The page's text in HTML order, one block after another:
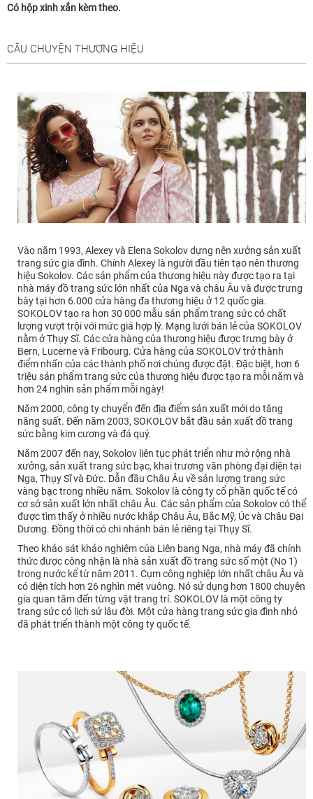
Có hộp xinh xắn kèm theo.
CÂU CHUYỆN THƯƠNG HIỆU
Vào năm 1993, Alexey và Elena Sokolov dựng nên xưởng sản xuất
trang sức gia đình. Chính Alexey là người đầu tiên tạo nên thương
hiệu Sokolov. Các sản phẩm của thương hiệu này được tạo ra tại
nhà máy đồ trang sức lớn nhất của Nga và châu Âu và được trưng
bày tại hơn 6.000 cửa hàng đa thương hiệu ở 12 quốc gia.
SOKOLOV tạo ra hơn 30 000 mẫu sản phẩm trang sức có chất
lượng vượt trội với mức giá hợp lý. Mạng lưới bán lẻ của SOKOLOV
nằm ở Thụy Sĩ. Các cửa hàng của thương hiệu được trưng bày ở
Bern, Lucerne và Fribourg. Cửa hàng của SOKOLOV trở thành
điểm nhấn của các thành phố nơi chúng được đặt. Đặc biệt, hơn 6
triệu sản phẩm trang sức của thương hiệu được tạo ra mỗi năm và
hơn 24 nghìn sản phẩm mỗi ngày!
Năm 2000, công ty chuyển đến địa điểm sản xuất mới do tăng
năng suất. Đến năm 2003, SOKOLOV bắt đầu sản xuất đồ trang
sức bằng kim cương và đá quý.
Năm 2007 đến nay, Sokolov liên tục phát triển như mở rộng nhà
xưởng, sản xuất trang sức bạc, khai trương văn phòng đại diện tại
Nga, Thụy Sĩ và Đức. Dẫn đầu Châu Âu về sản lượng trang sức
vàng bạc trong nhiều năm. Sokolov là công ty cổ phần quốc tế có
cơ sở sản xuất lớn nhất châu Âu. Các sản phẩm của Sokolov có thể
được tìm thấy ở nhiều nước khắp Châu Âu, Bắc Mỹ, Úc và Châu Đại
Dương. Đồng thời có chi nhánh bán lẻ riêng tại Thụy Sĩ.
Theo khảo sát khảo nghiệm của Liên bang Nga, nhà máy đã chính
thức được công nhận là nhà sản xuất đồ trang sức số một (No 1)
trong nước kể từ năm 2011. Cụm công nghiệp lớn nhất châu Âu và
có diện tích hơn 26 nghìn mét vuông. Nó sử dụng hơn 1800 chuyên
gia quan tâm đến từng vật trang trí. SOKOLOV là một công ty
trang sức có lịch sử lâu đời. Một cửa hàng trang sức gia đình nhỏ
đã phát triển thành một công ty quốc tế.